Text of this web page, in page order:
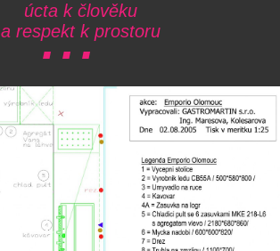
úcta k člověku
a respekt k prostoru